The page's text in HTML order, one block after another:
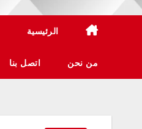
الرئيسية
من نحن اتصل بنا